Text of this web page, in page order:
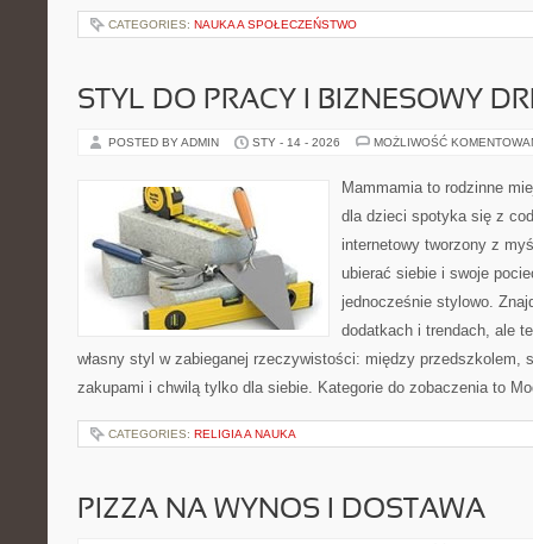
CATEGORIES: NAUKA A SPOŁECZEŃSTWO
STYL DO PRACY I BIZNESOWY
POSTED BY ADMIN STY - 14 - 2026 MOŻLIWOŚĆ
Mammamia to rodzinne
dla dzieci spotyka się z
internetowy tworzony z
ubierać siebie i swoje
jednocześnie stylowo.
dodatkach i trendach, ale
własny styl w zabieganej rzeczywistości: między przedszkolem,
zakupami i chwilą tylko dla siebie. Kategorie do zobaczenia to
CATEGORIES: RELIGIA A NAUKA
PIZZA NA WYNOS I DOSTAWA